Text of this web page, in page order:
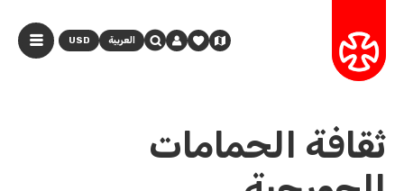
العربية USD
ثقافة الحمامات